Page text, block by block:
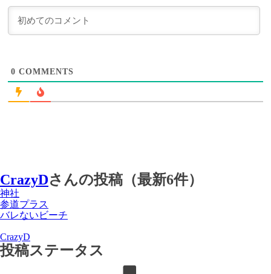
0 COMMENTS
CrazyDさんの投稿（最新6件）
神社
参道プラス
バレないビーチ
CrazyD
投稿ステータス